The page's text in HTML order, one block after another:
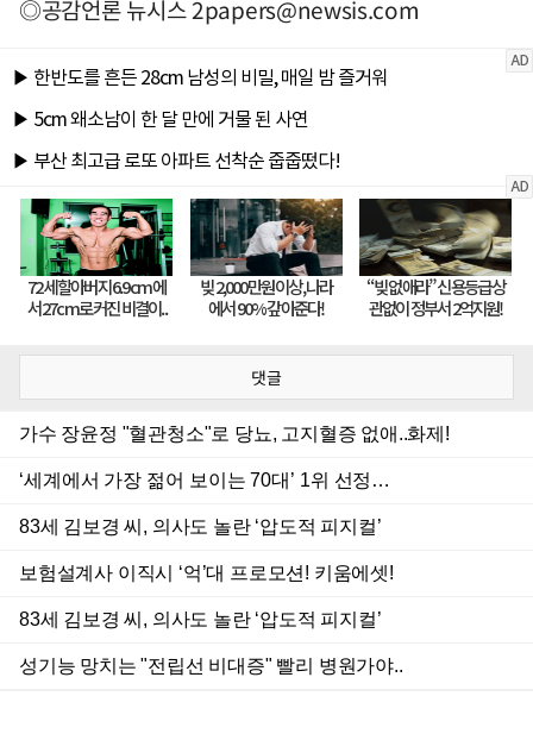
◎공감언론 뉴시스2papers@newsis.com
댓글